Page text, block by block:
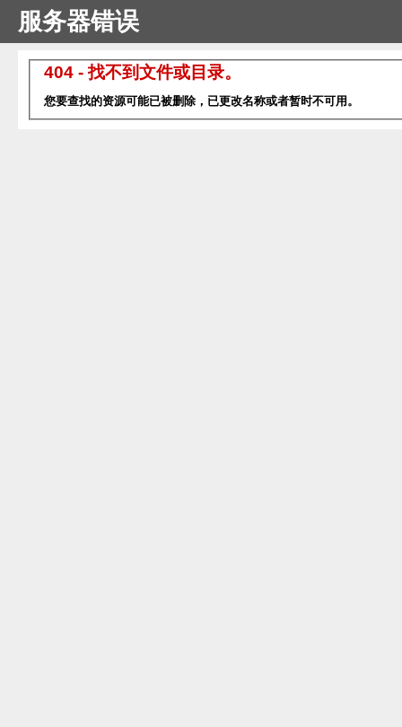
服务器错误
404 - 找不到文件或目录。
您要查找的资源可能已被删除，已更改名称或者暂时不可用。